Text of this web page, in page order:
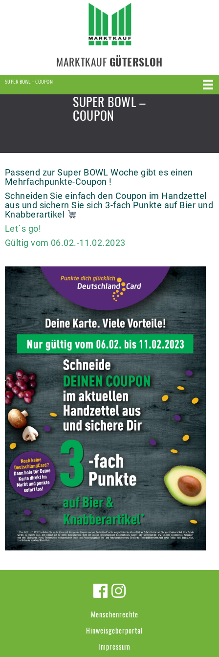
MARKTKAUF GÜTERSLOH
SUPER BOWL – COUPON
SUPER BOWL –
COUPON
Passend zur Super BOWL Woche gibt es einen
Mehrfachpunkte-Coupon !
Schneiden Sie einfach den Coupon im Handzettel
aus und sichern Sie sich 3-fach Punkte auf Bier und
Knabberartikel
Let´s go!
Gültig vom 06.02.-11.02.2023
Menschenrechte
Hinweisgeberportal
Impressum